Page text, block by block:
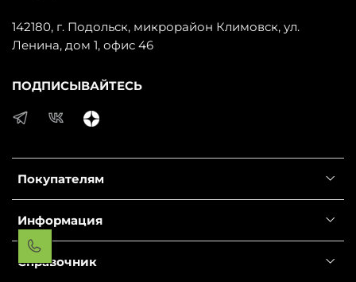
Покупателям
Информация
Справочник
142180, г. Подольск, микрорайон Климовск, ул.
Ленина, дом 1, офис 46
ПОДПИСЫВАЙТЕСЬ